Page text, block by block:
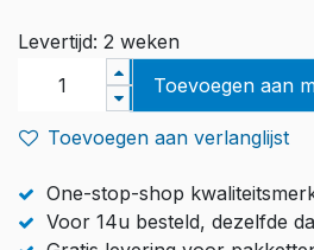
Levertijd: 2 weken
Toevoegen aan
Toevoegen aan verlanglijst
One-stop-shop
Voor 14u besteld, dezelfde